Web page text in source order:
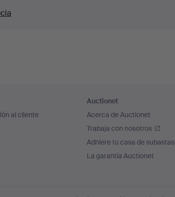
al cliente
Auctionet
Acerca de Auctionet
Trabaja con nosotros
Adhiere tu casa de subastas
La garantía Auctionet